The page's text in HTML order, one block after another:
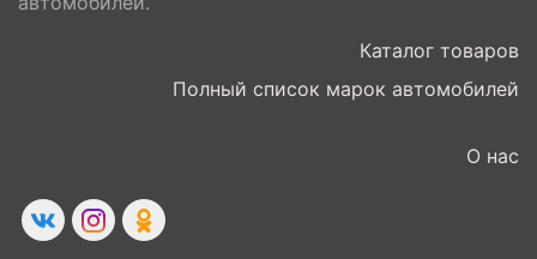
Каталог товаров
Полный список марок автомобилей
О нас